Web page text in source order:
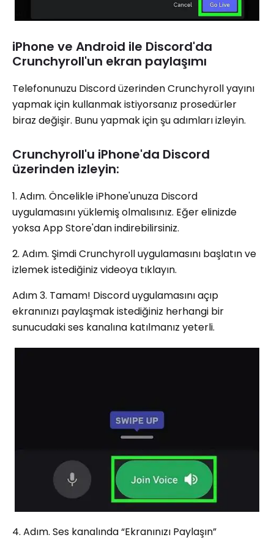
iPhone ve Android ile Discord'da
Crunchyroll'un ekran paylaşımı
Telefonunuzu Discord üzerinden Crunchyroll yayını
yapmak için kullanmak istiyorsanız prosedürler
biraz değişir. Bunu yapmak için şu adımları izleyin.
Crunchyroll'u iPhone'da Discord
üzerinden izleyin:
1. Adım. Öncelikle iPhone'unuza Discord
uygulamasını yüklemiş olmalısınız. Eğer elinizde
yoksa App Store'dan indirebilirsiniz.
2. Adım. Şimdi Crunchyroll uygulamasını başlatın ve
izlemek istediğiniz videoya tıklayın.
Adım 3. Tamam! Discord uygulamasını açıp
ekranınızı paylaşmak istediğiniz herhangi bir
sunucudaki ses kanalına katılmanız yeterli.
4. Adım. Ses kanalında “Ekranınızı Paylaşın”